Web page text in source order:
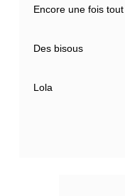
Encore une fois
Des bisous
Lola